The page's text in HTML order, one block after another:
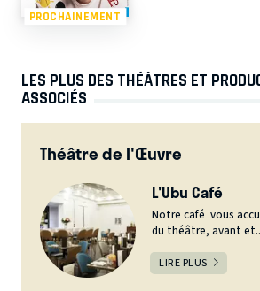
PROCHAINEMENT
LES PLUS DES THÉÂTRES ET
ASSOCIÉS
Théâtre de l'Œuvre
L'Ubu Café
Notre café vous
du théâtre, avant
LIRE PLUS